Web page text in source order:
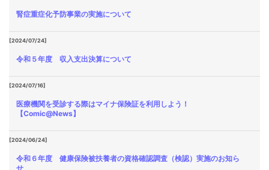
腎症重症化予防事業の実施について
[2024/07/24]
令和５年度 収入支出決算について
[2024/07/16]
医療機関を受診する際はマイナ保険証を利用しよう！
【Comic@News】
[2024/06/24]
令和６年度 健康保険被扶養者の資格確認調査（検認）実施のお知ら
せ